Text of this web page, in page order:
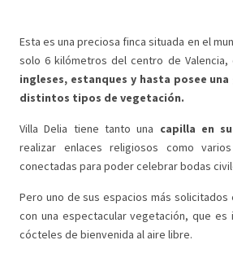
Esta es una preciosa finca situada en el
solo 6 kilómetros del centro de Valencia,
ingleses, estanques y hasta posee
distintos tipos de vegetación.
Villa Delia tiene tanto una capilla en
realizar enlaces religiosos como varios
conectadas para poder celebrar bodas
Pero uno de sus espacios más solicitados
con una espectacular vegetación, que
cócteles de bienvenida al aire libre.